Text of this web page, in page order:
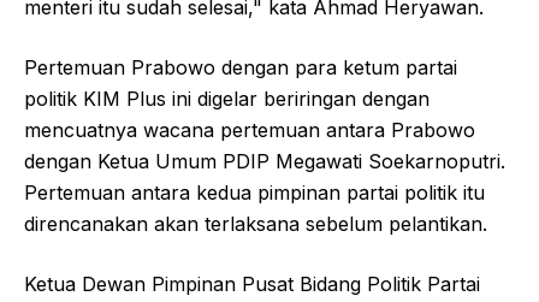
menteri itu sudah selesai," kata Ahmad Heryawan.
Pertemuan Prabowo dengan para ketum partai
politik KIM Plus ini digelar beriringan dengan
mencuatnya wacana pertemuan antara Prabowo
dengan Ketua Umum PDIP Megawati Soekarnoputri.
Pertemuan antara kedua pimpinan partai politik itu
direncanakan akan terlaksana sebelum pelantikan.
Ketua Dewan Pimpinan Pusat Bidang Politik Partai